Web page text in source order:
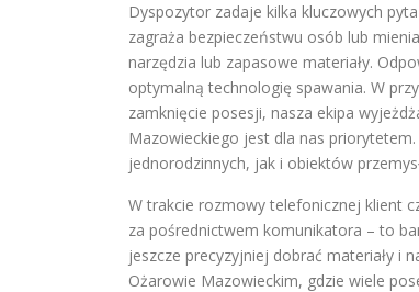
Dyspozytor zadaje kilka kluczowych
zagraża bezpieczeństwu osób lub
narzędzia lub zapasowe materiały.
optymalną technologię spawania. W
zamknięcie posesji, nasza ekipa
Mazowieckiego jest dla nas
jednorodzinnych, jak i obiektów
W trakcie rozmowy telefonicznej klient
za pośrednictwem komunikatora – to
jeszcze precyzyjniej dobrać materiały i
Ożarowie Mazowieckim, gdzie wiele